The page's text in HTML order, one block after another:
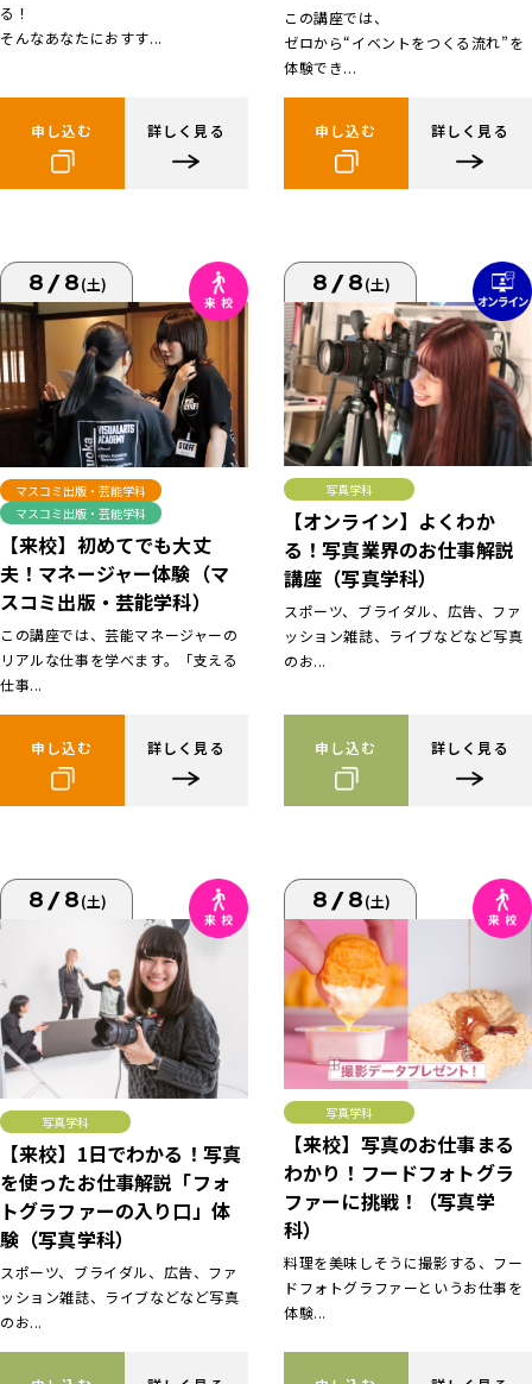
る！
そんなあなたにおすす...
申し込む 詳しく見る
この講座では、
ゼロから“イベントをつくる流れ”を
体験でき...
申し込む 詳しく見る
8/8(土)
マスコミ出版・芸能学科
マスコミ出版・芸能学科
【来校】初めてでも大丈
夫！マネージャー体験（マ
スコミ出版・芸能学科）
この講座では、芸能マネージャーの
リアルな仕事を学べます。「支える
仕事...
申し込む 詳しく見る
8/8(土)
写真学科
【オンライン】よくわか
る！写真業界のお仕事解説
講座（写真学科）
スポーツ、ブライダル、広告、ファ
ッション雑誌、ライブなどなど写真
のお...
申し込む 詳しく見る
8/8(土)
写真学科
【来校】1日でわかる！写真
を使ったお仕事解説「フォ
トグラファーの入り口」体
験（写真学科）
スポーツ、ブライダル、広告、ファ
ッション雑誌、ライブなどなど写真
のお...
8/8(土)
写真学科
【来校】写真のお仕事まる
わかり！フードフォトグラ
ファーに挑戦！（写真学
科）
料理を美味しそうに撮影する、フー
ドフォトグラファーというお仕事を
体験...